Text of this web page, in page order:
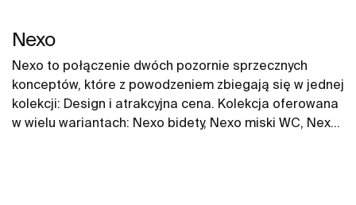
Nexo
Nexo to połączenie dwóch pozornie sprzecznych
konceptów, które z powodzeniem zbiegają się w jednej
kolekcji: Design i atrakcyjna cena. Kolekcja oferowana
w wielu wariantach: Nexo bidety, Nexo miski WC, Nexo